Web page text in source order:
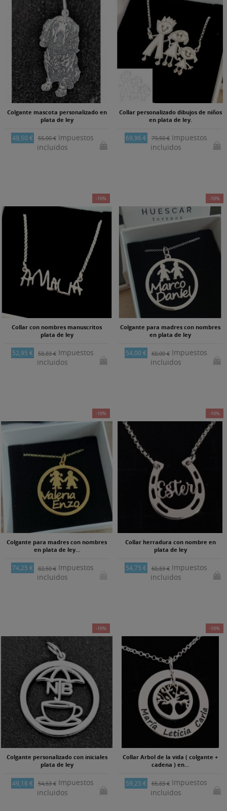
Colgante mascota personalizado en
plata de ley
49,50 € 55,00 €Impuestos
incluidos
Collar personalizado dibujos de niños
en plata de ley.
69,96 € 79,50 €Impuestos
incluidos
-10%
Collar con nombres manuscritos
plata de ley
52,95 € 58,83 €Impuestos
incluidos
-10%
Colgante para madres con nombres
en plata de ley
54,00 € 60,00 €Impuestos
incluidos
-10%
Colgante para madres con nombres
en plata de ley...
74,25 € 82,50 €Impuestos
incluidos
-10%
Collar herradura con nombre en
plata de ley
54,75 € 60,83 €Impuestos
incluidos
-10%
Colgante personalizado con iniciales
plata de ley
49,16 € 54,63 €Impuestos
incluidos
-10%
Collar Arbol de la vida ( colgante +
cadena ) en...
59,25 € 65,83 €Impuestos
incluidos